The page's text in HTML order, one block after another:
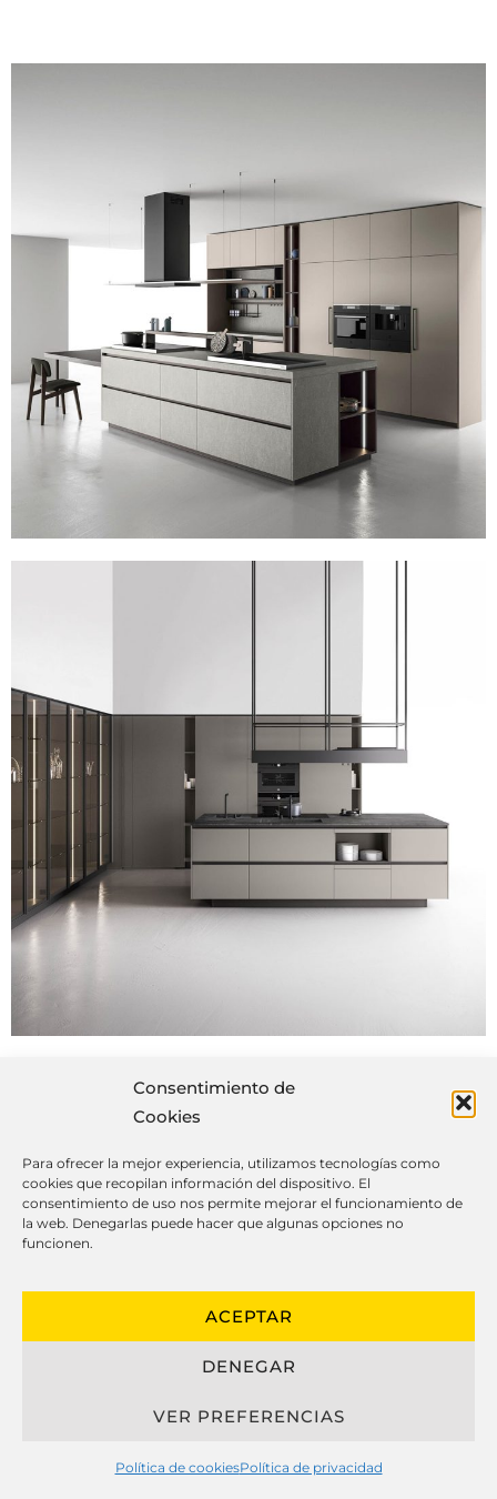
Consentimiento de
Cookies
Para ofrecer la mejor experiencia, utilizamos tecnologías como
cookies que recopilan información del dispositivo. El
consentimiento de uso nos permite mejorar el funcionamiento de
la web. Denegarlas puede hacer que algunas opciones no
funcionen.
ACEPTAR
DENEGAR
VER PREFERENCIAS
Política de cookiesPolítica de privacidad
Lo más importante sobre las
cocinas a medida
El diseño de cocinas hechas a medida
ha evolucionado considerablemente en
practicidad y resistencia para crear
cocinas personalizados que se adaptan
propietarios.